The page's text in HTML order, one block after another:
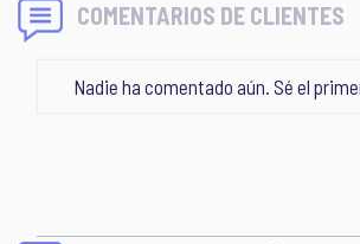
COMENTARIOS DE CLIENTES
Nadie ha comentado aún. Sé el